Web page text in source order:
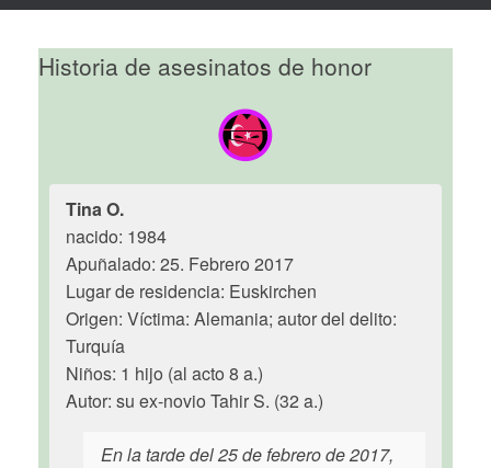
Historia de asesinatos de honor
Tina O.
nacido: 1984
Apuñalado: 25. Febrero 2017
Lugar de residencia: Euskirchen
Origen: Víctima: Alemania; autor del delito:
Turquía
Niños: 1 hijo (al acto 8 a.)
Autor: su ex-novio Tahir S. (32 a.)
En la tarde del 25 de febrero de 2017,